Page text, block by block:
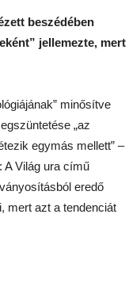
beszédében
jellemezte, mert
minősítve
„az
egymás mellett” –
A Világ ura című
eredő
mert azt a tendenciát